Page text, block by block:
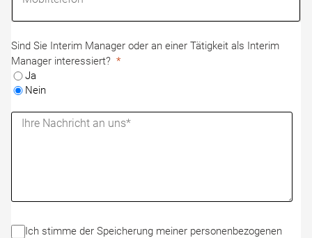
Sind Sie Interim Manager oder an einer Tätigkeit als Interim
Manager interessiert?
Ja
Nein
Ich stimme der Speicherung meiner personenbezogenen